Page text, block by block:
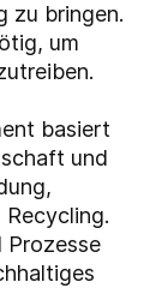
zu bringen.
um
basiert
und
Recycling.
Prozesse